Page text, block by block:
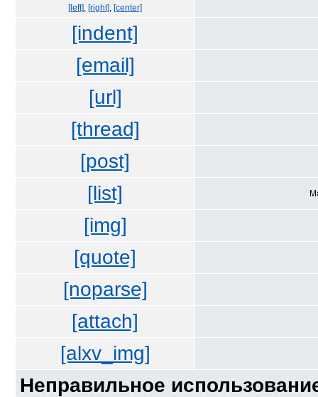
[left], [right], [center]
[indent]
[email]
[url]
[thread]
[post]
[list]
[img]
[quote]
[noparse]
[attach]
[alxv_img]
Неправильное